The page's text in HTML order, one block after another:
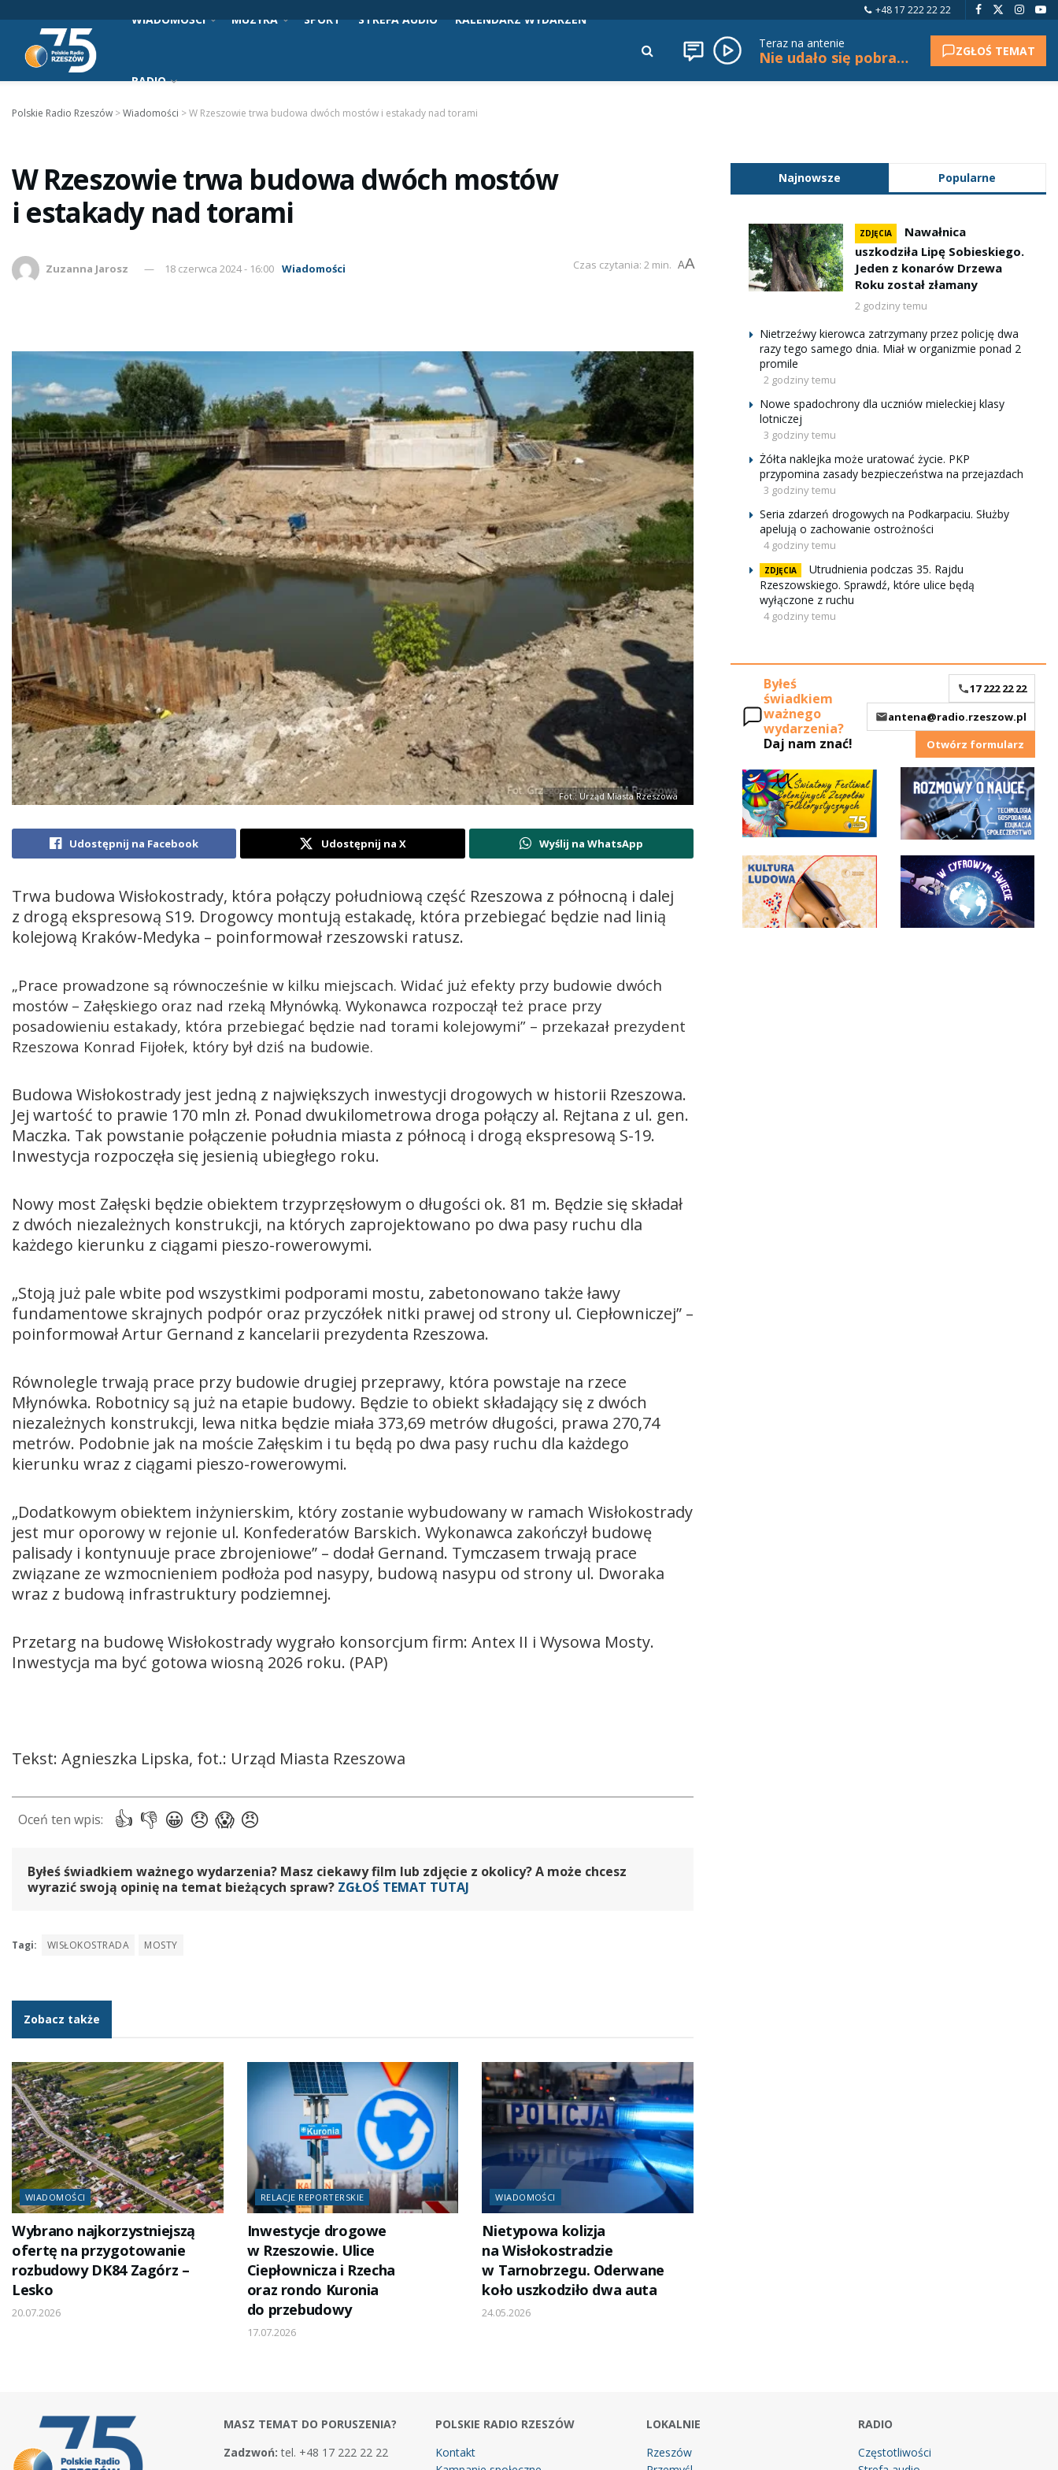
+48 17 222 22 22
WIADOMOŚCI MUZYKA SPORT STREFA AUDIO KALENDARZ WYDARZEŃ
RADIO
Teraz na antenie
Nie udało się pobrać tytułu. ZGŁOŚ TEMAT
Polskie Radio Rzeszów >Wiadomości >W Rzeszowie trwa budowa dwóch mostów i estakady nad torami
W Rzeszowie trwa budowa dwóch mostów
i estakady nad torami
Zuzanna Jarosz 18 czerwca 2024 - 16:00 Wiadomości Czas czytania: 2 min. AA
Fot.: Urząd Miasta Rzeszowa
Udostępnij na Facebook Udostępnij na X Wyślij na WhatsApp
Trwa budowa Wisłokostrady, która połączy południową część Rzeszowa z północną i dalej
z drogą ekspresową S19. Drogowcy montują estakadę, która przebiegać będzie nad linią
kolejową Kraków-Medyka – poinformował rzeszowski ratusz.
„Prace prowadzone są równocześnie w kilku miejscach. Widać już efekty przy budowie dwóch
mostów – Załęskiego oraz nad rzeką Młynówką. Wykonawca rozpoczął też prace przy
posadowieniu estakady, która przebiegać będzie nad torami kolejowymi” – przekazał prezydent
Rzeszowa Konrad Fijołek, który był dziś na budowie.
Budowa Wisłokostrady jest jedną z największych inwestycji drogowych w historii Rzeszowa.
Jej wartość to prawie 170 mln zł. Ponad dwukilometrowa droga połączy al. Rejtana z ul. gen.
Maczka. Tak powstanie połączenie południa miasta z północą i drogą ekspresową S-19.
Inwestycja rozpoczęła się jesienią ubiegłego roku.
Nowy most Załęski będzie obiektem trzyprzęsłowym o długości ok. 81 m. Będzie się składał
z dwóch niezależnych konstrukcji, na których zaprojektowano po dwa pasy ruchu dla
każdego kierunku z ciągami pieszo-rowerowymi.
„Stoją już pale wbite pod wszystkimi podporami mostu, zabetonowano także ławy
fundamentowe skrajnych podpór oraz przyczółek nitki prawej od strony ul. Ciepłowniczej” –
poinformował Artur Gernand z kancelarii prezydenta Rzeszowa.
Równolegle trwają prace przy budowie drugiej przeprawy, która powstaje na rzece
Młynówka. Robotnicy są już na etapie budowy. Będzie to obiekt składający się z dwóch
niezależnych konstrukcji, lewa nitka będzie miała 373,69 metrów długości, prawa 270,74
metrów. Podobnie jak na moście Załęskim i tu będą po dwa pasy ruchu dla każdego
kierunku wraz z ciągami pieszo-rowerowymi.
„Dodatkowym obiektem inżynierskim, który zostanie wybudowany w ramach Wisłokostrady
jest mur oporowy w rejonie ul. Konfederatów Barskich. Wykonawca zakończył budowę
palisady i kontynuuje prace zbrojeniowe” – dodał Gernand. Tymczasem trwają prace
związane ze wzmocnieniem podłoża pod nasypy, budową nasypu od strony ul. Dworaka
wraz z budową infrastruktury podziemnej.
Przetarg na budowę Wisłokostrady wygrało konsorcjum firm: Antex II i Wysowa Mosty.
Inwestycja ma być gotowa wiosną 2026 roku. (PAP)
Tekst: Agnieszka Lipska, fot.: Urząd Miasta Rzeszowa
Byłeś świadkiem ważnego wydarzenia? Masz ciekawy film lub zdjęcie z okolicy? A może chcesz
wyrazić swoją opinię na temat bieżących spraw? ZGŁOŚ TEMAT TUTAJ
Tagi: WISŁOKOSTRADA MOSTY
Zobacz także
WIADOMOŚCI
Wybrano najkorzystniejszą
ofertę na przygotowanie
rozbudowy DK84 Zagórz –
Lesko
20.07.2026
RELACJE REPORTERSKIE
Inwestycje drogowe
w Rzeszowie. Ulice
Ciepłownicza i Rzecha
oraz rondo Kuronia
do przebudowy
17.07.2026
WIADOMOŚCI
Nietypowa kolizja
na Wisłokostradzie
w Tarnobrzegu. Oderwane
koło uszkodziło dwa auta
24.05.2026
Najnowsze Popularne
ZDJĘCIA
Nawałnica
uszkodziła Lipę Sobieskiego.
Jeden z konarów Drzewa
Roku został złamany
2 godziny temu
Nietrzeźwy kierowca zatrzymany przez policję dwa
razy tego samego dnia. Miał w organizmie ponad 2
promile
2 godziny temu
Nowe spadochrony dla uczniów mieleckiej klasy
lotniczej
3 godziny temu
Żółta naklejka może uratować życie. PKP
przypomina zasady bezpieczeństwa na przejazdach
3 godziny temu
Seria zdarzeń drogowych na Podkarpaciu. Służby
apelują o zachowanie ostrożności
4 godziny temu
ZDJĘCIA
Utrudnienia podczas 35. Rajdu
Rzeszowskiego. Sprawdź, które ulice będą
wyłączone z ruchu
4 godziny temu
Byłeś
świadkiem
ważnego
wydarzenia?
Daj nam znać!
17 222 22 22
antena@radio.rzeszow.pl
Otwórz formularz
MASZ TEMAT DO PORUSZENIA?
Zadzwoń: tel. +48 17 222 22 22
POLSKIE RADIO RZESZÓW
Kontakt
LOKALNIE
Rzeszów
RADIO
Częstotliwości